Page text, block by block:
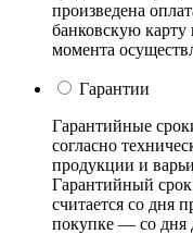
произведена
банковскую карту
момента
Гарантии
Гарантийные
согласно
продукции и
Гарантийный
считается со дня
покупке — со дня